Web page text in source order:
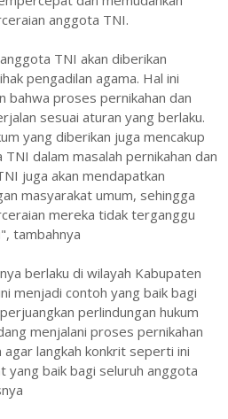
anggota TNI.
TNI akan diberikan
pengadilan agama. Hal ini
bahwa proses pernikahan dan
sesuai aturan yang berlaku.
yang diberikan juga mencakup
dalam masalah pernikahan dan
juga akan mendapatkan
masyarakat umum, sehingga
mereka tidak terganggu
tambahnya
berlaku di wilayah Kabupaten
menjadi contoh yang baik bagi
perlindungan hukum
menjalani proses pernikahan
langkah konkrit seperti ini
yang baik bagi seluruh anggota